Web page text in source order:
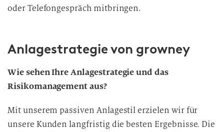
oder Telefongespräch mitbringen.
Anlagestrategie von growney
Wie sehen Ihre Anlagestrategie und das
Risikomanagement aus?
Mit unserem passiven Anlagestil erzielen wir für
unsere Kunden langfristig die besten Ergebnisse. Die